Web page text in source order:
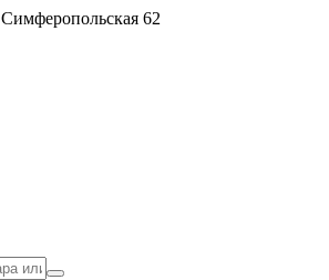
Симферопольская 62